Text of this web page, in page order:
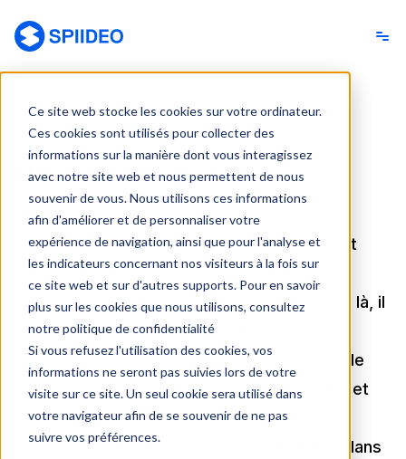
Ce site web stocke les cookies sur votre ordinateur.
Ces cookies sont utilisés pour collecter des
informations sur la manière dont vous interagissez
avec notre site web et nous permettent de nous
souvenir de vous. Nous utilisons ces informations
afin d'améliorer et de personnaliser votre
expérience de navigation, ainsi que pour l'analyse et
les indicateurs concernant nos visiteurs à la fois sur
ce site web et sur d'autres supports. Pour en savoir
plus sur les cookies que nous utilisons, consultez
notre politique de confidentialité
Si vous refusez l'utilisation des cookies, vos
informations ne seront pas suivies lors de votre
visite sur ce site. Un seul cookie sera utilisé dans
votre navigateur afin de se souvenir de ne pas
suivre vos préférences.
Pour chaque niveau
Hockey sur gazon
Avec les caméras sportives 4K de Spiideo
installées sur votre terrain, l'enregistrement
vidéo est toujours disponible. Pour les
entraînements et les matchs, il est toujours là, il
est toujours prêt. Il n'y a plus besoin de
manipuler manuellement les caméras, pas de
caméraman, pas de tracas avec les câbles et
les fichiers vidéo. Les séquences et les
données sont automatiquement stockées dans